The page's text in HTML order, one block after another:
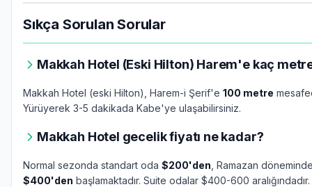
Sıkça Sorulan Sorular
Makkah Hotel (Eski Hilton) Harem'e kaç
Makkah Hotel (eski Hilton), Harem-i Şerif'e 100 metre
Yürüyerek 3-5 dakikada Kabe'ye ulaşabilirsiniz.
Makkah Hotel gecelik fiyatı ne kadar?
Normal sezonda standart oda $200'den , Ramazan
$400'den başlamaktadır. Suite odalar $400-600 aralığındadır.